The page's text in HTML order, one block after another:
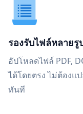
รองรับไฟล์หลายรู
อัปโหลดไฟล์ PDF,
ได้โดยตรง ไม่ต้องแ
ทันที